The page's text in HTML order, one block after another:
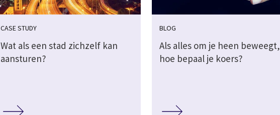
CASE STUDY
Wat als een stad zichzelf kan
aansturen?
BLOG
Als alles om je heen beweegt,
hoe bepaal je koers?